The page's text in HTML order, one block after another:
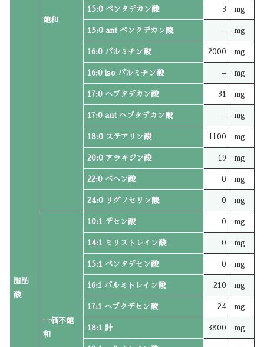
脂肪
酸
飽和
15:0 ペンタデカン酸 3 mg
15:0 ant ペンタデカン酸 – mg
16:0 パルミチン酸 2000 mg
16:0 iso パルミチン酸 – mg
17:0 ヘプタデカン酸 31 mg
17:0 ant ヘプタデカン酸 – mg
18:0 ステアリン酸 1100 mg
20:0 アラキジン酸 19 mg
22:0 ベヘン酸 0 mg
24:0 リグノセリン酸 0 mg
一価不飽
和
10:1 デセン酸 0 mg
14:1 ミリストレイン酸 0 mg
15:1 ペンタデセン酸 0 mg
16:1 パルミトレイン酸 210 mg
17:1 ヘプタデセン酸 24 mg
18:1 計 3800 mg